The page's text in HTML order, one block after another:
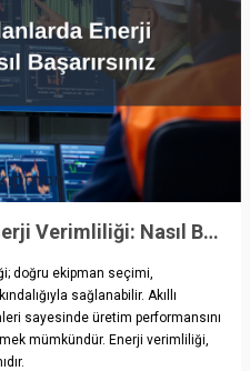
Endüstriyel Alanlarda Enerji Verimliliği: Nasıl Başarırsınız?
doğru ekipman seçimi,
sağlanabilir. Akıllı
sayesinde üretim performansını
mümkündür. Enerji verimliliği,